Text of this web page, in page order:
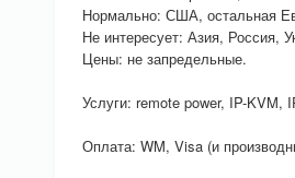
Нормально: США, остальная
Не интересует: Азия, Россия,
Цены: не запредельные.
Услуги: remote power, IP-KVM,
Оплата: WM, Visa (и